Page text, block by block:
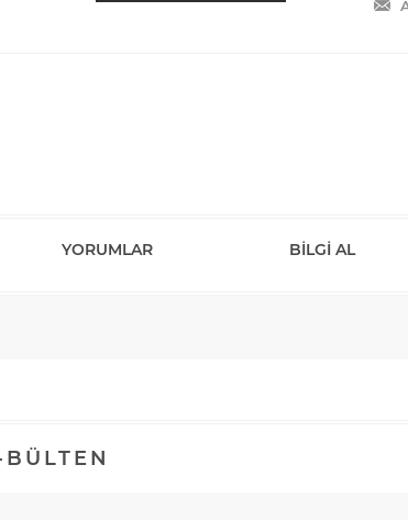
YORUMLAR BILGI AL
BÜLTEN